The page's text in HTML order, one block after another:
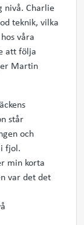
nivå. Charlie
teknik, vilka
våra
att följa
Martin
står
och
fjol.
min korta
var det det